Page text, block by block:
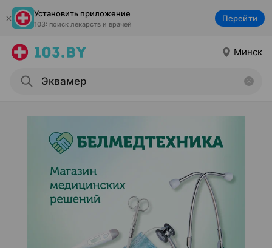
Установить приложение
103: поиск лекарств и врачей
Перейти
Минск